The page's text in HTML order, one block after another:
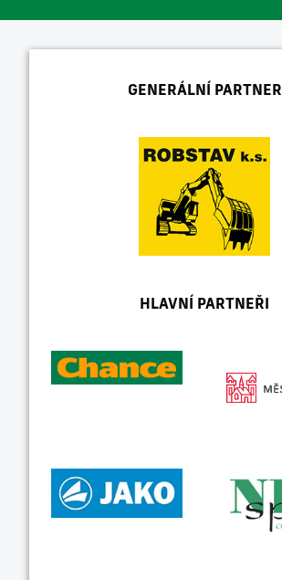
GENERÁLNÍ PARTNER
HLAVNÍ PARTNEŘI